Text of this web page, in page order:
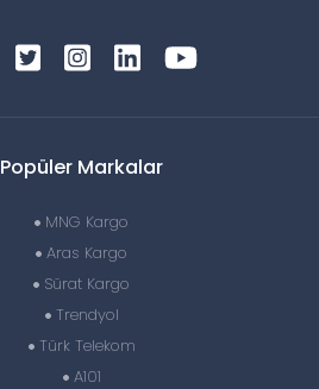
Popüler Markalar
MNG Kargo
Aras Kargo
Sürat Kargo
Trendyol
Türk Telekom
A101